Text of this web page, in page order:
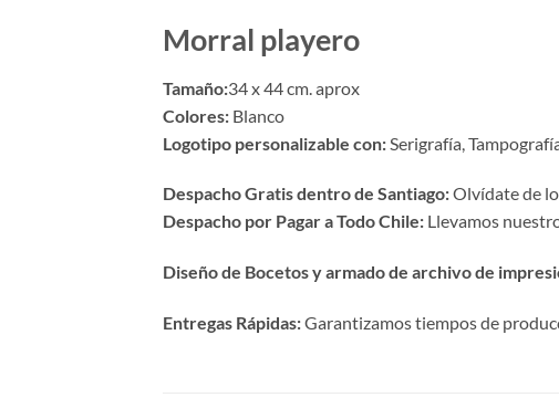
Morral playero
Tamaño:34 x 44 cm. aprox
Colores: Blanco
Logotipo personalizable con: Serigrafía,
Despacho Gratis dentro de Santiago:Olvídate de
Despacho por Pagar a Todo Chile: Llevamos
Diseño de Bocetos y armado de archivo de
Entregas Rápidas:Garantizamos tiempos de